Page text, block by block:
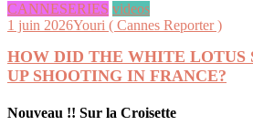
CANNESERIES videos
1 juin 2026Youri ( Cannes Reporter )
HOW DID THE WHITE LOTUS
UP SHOOTING IN FRANCE?
Nouveau !! Sur la Croisette